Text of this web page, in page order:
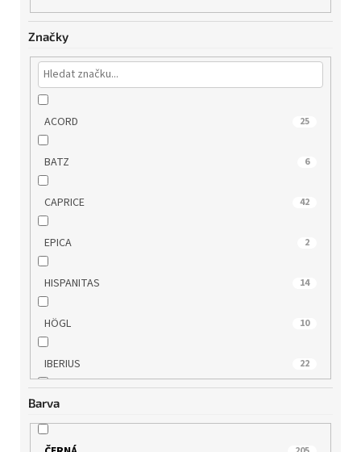
Značky
ACORD 25
BATZ 6
CAPRICE 42
EPICA 2
HISPANITAS 14
HÖGL 10
IBERIUS 22
IMAC
INBLU 2
Barva